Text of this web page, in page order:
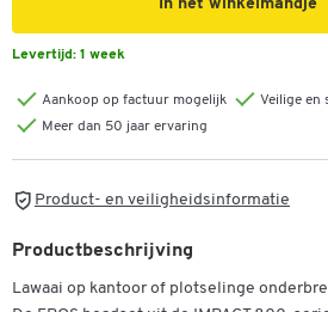
In het winkelmandje
Levertijd: 1 week
Aankoop op factuur mogelijk
Veilige en
Meer dan 50 jaar ervaring
Product- en veiligheidsinformatie
Productbeschrijving
Lawaai op kantoor of plotselinge